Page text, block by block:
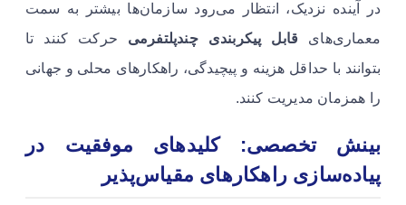
در آینده نزدیک، انتظار می‌رود سازمان‌ها بیشتر به سمت
معماری‌های قابل پیکربندی چندپلتفرمی حرکت کنند تا
بتوانند با حداقل هزینه و پیچیدگی، راهکارهای محلی و جهانی
را همزمان مدیریت کنند.
بینش تخصصی: کلیدهای موفقیت در
پیاده‌سازی راهکارهای مقیاس‌پذیر